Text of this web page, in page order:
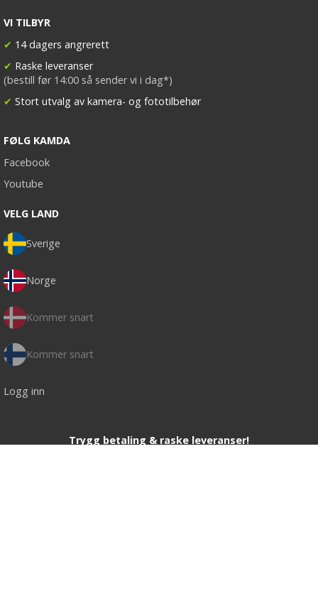
VI TILBYR
✔ 14 dagers angrerett
✔ Raske leveranser
(bestill før 14:00 så sender vi i dag*)
✔ Stort utvalg av kamera- og fototilbehør
FØLG KAMDA
Facebook
Youtube
VELG LAND
Sverige
Norge
Kommer snart
Kommer snart
Logg inn
Trygg betaling & raske leveranser!